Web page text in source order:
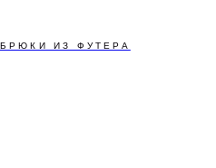
ИЗ ФУТЕРА